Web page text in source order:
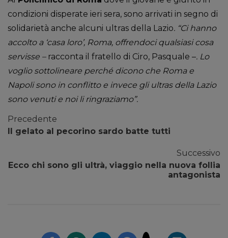
condizioni disperate ieri sera, sono arrivati in segno di
solidarietà anche alcuni ultras della Lazio. “Ci hanno
accolto a ‘casa loro’, Roma, offrendoci qualsiasi cosa
servisse – racconta il fratello di Ciro, Pasquale –. Lo
voglio sottolineare perché dicono che Roma e
Napoli sono in conflitto e invece gli ultras della Lazio
sono venuti e noi li ringraziamo”.
Precedente
Il gelato al pecorino sardo batte tutti
Successivo
Ecco chi sono gli ultrà, viaggio nella nuova follia
antagonista